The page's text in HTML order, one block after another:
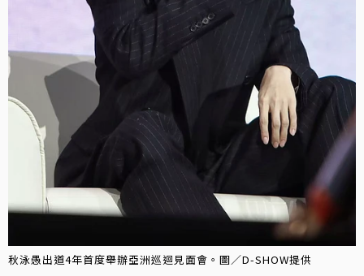
秋泳愚出道4年首度舉辦亞洲巡迴見面會。圖／D-SHOW提供